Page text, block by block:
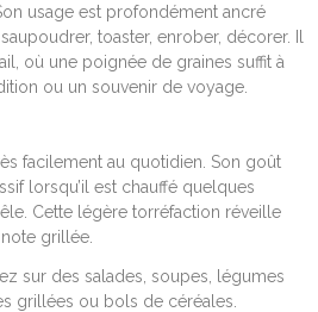
usage est profondément ancré
toaster, enrober, décorer. Il
où une poignée de graines suffit à
ou un souvenir de voyage.
facilement au quotidien. Son goût
lorsqu’il est chauffé quelques
Cette légère torréfaction réveille
grillée.
sur des salades, soupes, légumes
grillées ou bols de céréales.